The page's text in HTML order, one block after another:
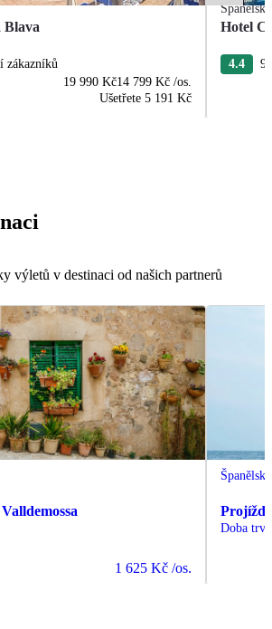
Blava
zákazníků
19 990 Kč14 799 Kč /os.
Ušetřete 5 191 Kč
Španělsko
Hotel
4.4
výletů v destinaci od našich partnerů
1 625 Kč /os.
Španělsko
Doba